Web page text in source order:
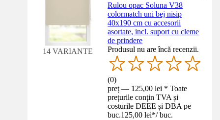
14 VARIANTE
Rulou opac Soluna V38
colormatch uni bej nisip
40x190 cm cu accesorii
asortate, incl. suport cu cleme
de prindere
Produsul nu are încă recenzii.
(0)
preț — 125,00 lei * Toate
prețurile conțin TVA și
costurile DEEE și DBA pe
buc.125,00 lei*/ buc.